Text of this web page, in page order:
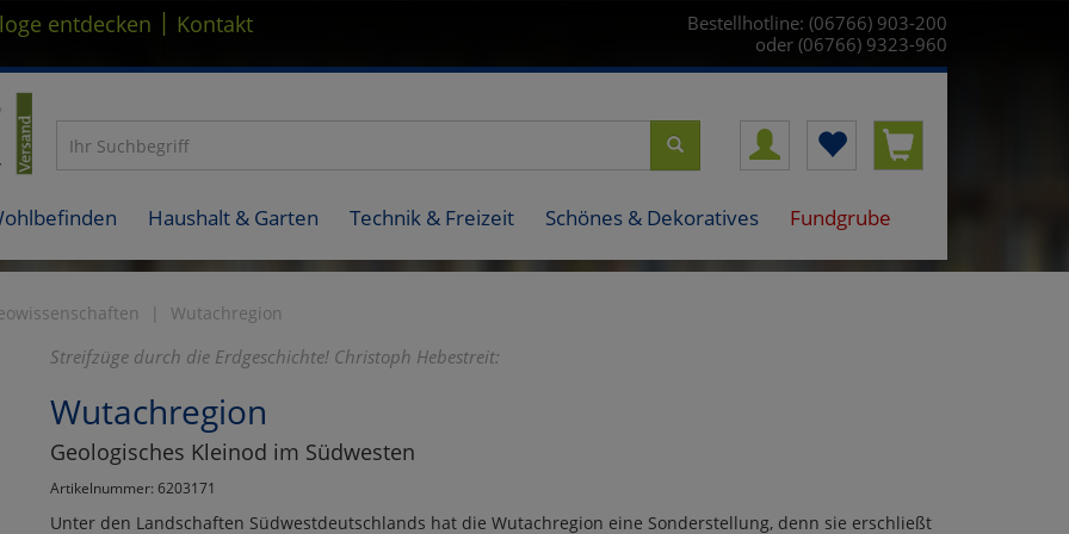
entdecken | Kontakt
Bestellhotline: (06766) 903-200
oder (06766) 9323-960
Haushalt & Garten Technik & Freizeit Schönes & Dekoratives Fundgrube
Wutachregion
Streifzüge durch die Erdgeschichte! Christoph Hebestreit:
Wutachregion
Geologisches Kleinod im Südwesten
Artikelnummer: 6203171
Unter den Landschaften Südwestdeutschlands hat die Wutachregion eine Sonderstellung, denn sie erschließt